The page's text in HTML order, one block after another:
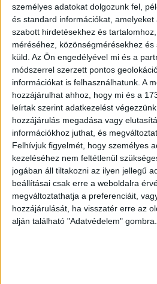
személyes adatokat dolgozunk fel,
és standard információkat,
szabott hirdetésekhez és
méréséhez, közönségmérésekhez
küld. Az Ön engedélyével mi és a
módszerrel szerzett pontos
információkat is felhasználhatunk. A
hozzájárulhat ahhoz, hogy mi és a
leírtak szerint adatkezelést
hozzájárulás megadása vagy
információkhoz juthat, és
Felhívjuk figyelmét, hogy személyes
kezeléséhez nem feltétlenül
jogában áll tiltakozni az ilyen jellegű
beállításai csak erre a weboldalra
megváltoztathatja a preferenciáit,
hozzájárulását, ha visszatér erre az
alján található "Adatvédelem" gombra.
Digital Conference Solution
A programot élőben közvetíti
Menedzserek Országos
Szövetség és az UNICEF
felületein (Facebook és Linkedin).
Az egész napos digitális
alatt folyamatos adománygyűjtés
az UNICEF Magyarország
támogathatják. Cél: 5. 000. 000 Ft
adománygyűjtés május 31-ig tart.
A fórum 20 izgalmas
főszereplője megosztja a
helyzetértékelőjét és –